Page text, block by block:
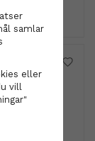
samlar
eller
vill